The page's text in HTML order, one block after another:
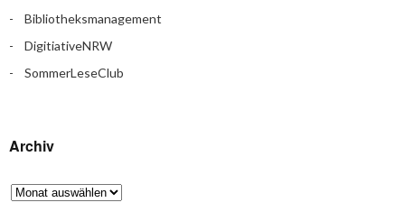
Bibliotheksmanagement
DigitiativeNRW
SommerLeseClub
Archiv